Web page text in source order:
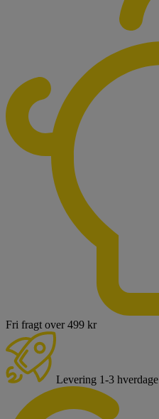
Fri fragt over 499 kr
Levering 1-3 hverdage